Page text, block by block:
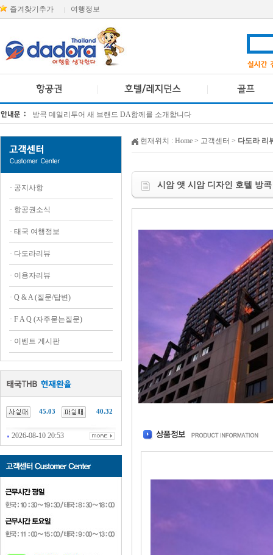
즐겨찾기추가 여행정보
방콕 데일리투어 새 브랜드 DA함께를 소개합니다
· 공지사항
· 항공권소식
· 태국 여행정보
· 다도라리뷰
· 이용자리뷰
· Q & A (질문/답변)
· F A Q (자주묻는질문)
· 이벤트 게시판
45.03 40.32
2026-08-10 20:53
현재위치 : Home > 고객센터 > 다도라 리
시암 앳 시암 디자인 호텔 방콕